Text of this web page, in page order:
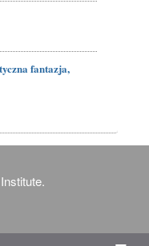
fantazja,